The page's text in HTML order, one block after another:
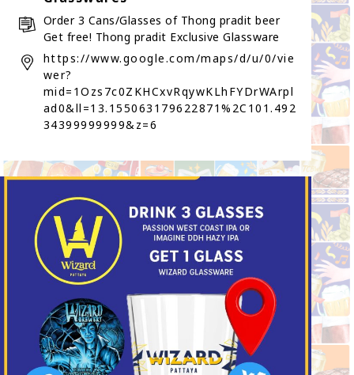
Order 3 Cans/Glasses of Thong pradit beer
Get free! Thong pradit Exclusive Glassware
https://www.google.com/maps/d/u/0/vie
wer?
mid=1Ozs7c0ZKHCxvRqywKLhFYDrWArpl
ad0&ll=13.155063179622871%2C101.492
34399999999&z=6